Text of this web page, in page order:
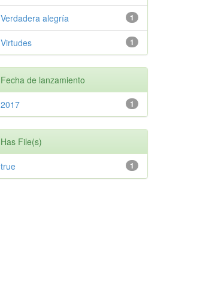
1
Verdadera alegría
1
Virtudes
Fecha de lanzamiento
1
2017
Has File(s)
1
true